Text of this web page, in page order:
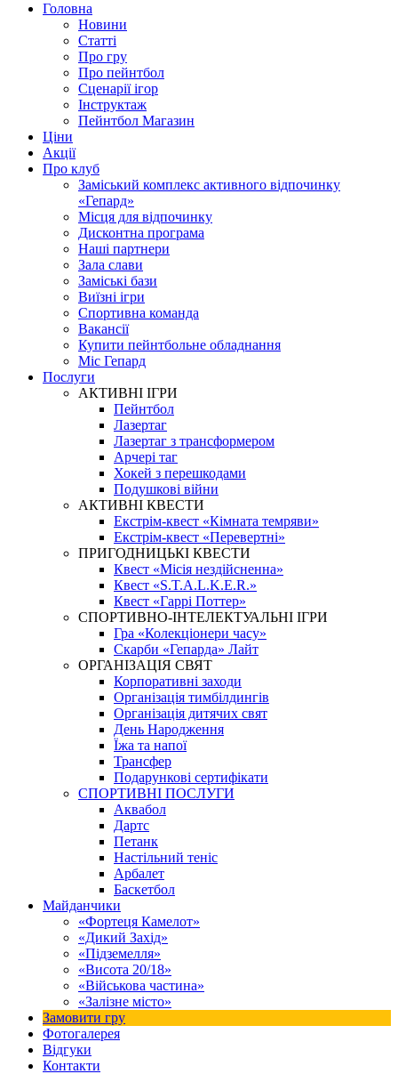
Головна
Новини
Статті
Про гру
Про пейнтбол
Сценарії ігор
Інструктаж
Пейнтбол Магазин
Ціни
Акції
Про клуб
Заміський комплекс активного відпочинку
«Гепард»
Місця для відпочинку
Дисконтна програма
Наші партнери
Зала слави
Заміські бази
Виїзні ігри
Спортивна команда
Вакансії
Купити пейнтбольне обладнання
Міс Гепард
Послуги
АКТИВНІ ІГРИ
Пейнтбол
Лазертаг
Лазертаг з трансформером
Арчері таг
Хокей з перешкодами
Подушкові війни
АКТИВНІ КВЕСТИ
Екстрім-квест «Кімната темряви»
Екстрім-квест «Перевертні»
ПРИГОДНИЦЬКІ КВЕСТИ
Квест «Місія нездійсненна»
Квест «S.T.A.L.K.E.R.»
Квест «Гаррі Поттер»
СПОРТИВНО-ІНТЕЛЕКТУАЛЬНІ ІГРИ
Гра «Колекціонери часу»
Скарби «Гепарда» Лайт
ОРГАНІЗАЦІЯ СВЯТ
Корпоративні заходи
Організація тимбілдингів
Організація дитячих свят
День Народження
Їжа та напої
Трансфер
Подарункові сертифікати
СПОРТИВНІ ПОСЛУГИ
Аквабол
Дартс
Петанк
Настільний теніс
Арбалет
Баскетбол
Майданчики
«Фортеця Камелот»
«Дикий Захід»
«Підземелля»
«Висота 20/18»
«Військова частина»
«Залізне місто»
Замовити гру
Фотогалерея
Відгуки
Контакти